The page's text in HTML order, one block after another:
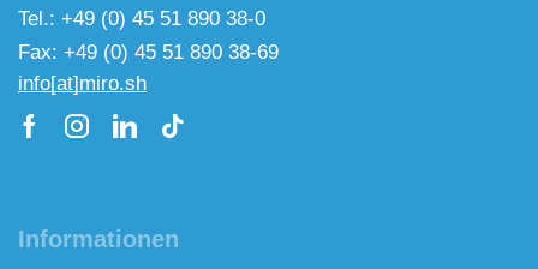
Tel.: +49 (0) 45 51 890 38-0
Fax: +49 (0) 45 51 890 38-69
info[at]miro.sh
Informationen